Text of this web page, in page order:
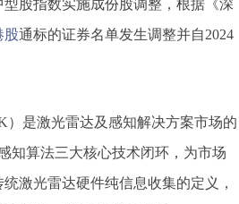
股指数实施成份股调整，根据《深
股通标的证券名单发生调整并自2024
）是激光雷达及感知解决方案市场的
知算法三大核心技术闭环，为市场
激光雷达硬件纯信息收集的定义，